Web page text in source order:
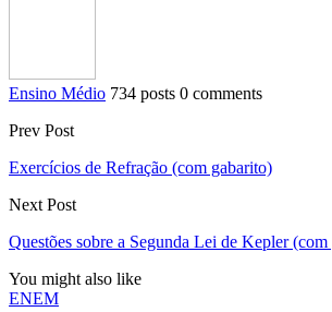
Ensino Médio 734 posts 0 comments
Prev Post
Exercícios de Refração (com gabarito)
Next Post
Questões sobre a Segunda Lei de Kepler
You might also like
ENEM